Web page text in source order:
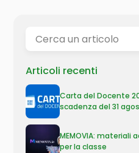
Articoli recenti
Carta del Docente
scadenza del 31
MEMOVIA: materiali
per la classe